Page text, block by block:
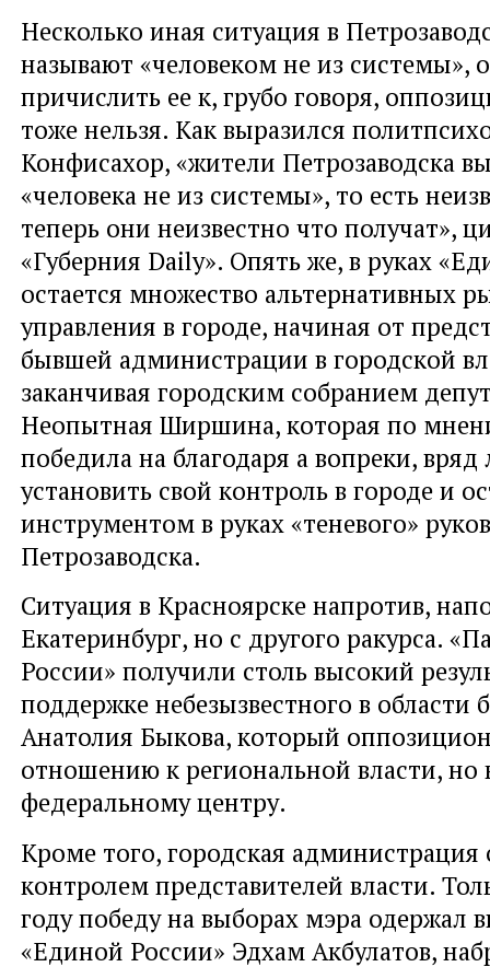
Несколько иная ситуация в
называют «человеком не из системы»,
причислить ее к, грубо говоря,
тоже нельзя. Как выразился
Конфисахор, «жители Петрозаводска
«человека не из системы», то есть
теперь они неизвестно что получат»,
«Губерния Daily». Опять же, в руках
остается множество альтернативных
управления в городе, начиная от
бывшей администрации в городской
заканчивая городским собранием
Неопытная Ширшина, которая по
победила на благодаря а вопреки,
установить свой контроль в городе и
инструментом в руках «теневого»
Петрозаводска.
Ситуация в Красноярске напротив,
Екатеринбург, но с другого ракурса.
России» получили столь высокий
поддержке небезызвестного в области
Анатолия Быкова, который
отношению к региональной власти, но
федеральному центру.
Кроме того, городская администрация
контролем представителей власти.
году победу на выборах мэра одержал
«Единой России» Эдхам Акбулатов,